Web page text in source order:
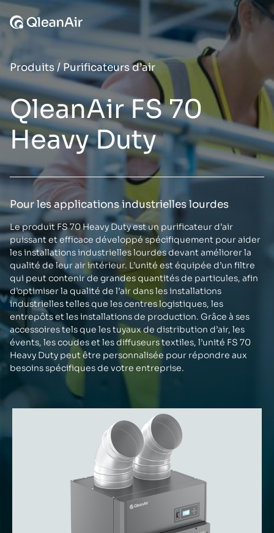
Aller au contenu
Produits/Purificateurs d’air
QleanAir FS 70
Heavy Duty
Pour les applications industrielles lourdes
Le produit FS 70 Heavy Duty est un purificateur d’air
puissant et efficace développé spécifiquement pour aider
les installations industrielles lourdes devant améliorer la
qualité de leur air intérieur. L’unité est équipée d’un filtre
qui peut contenir de grandes quantités de particules, afin
d’optimiser la qualité de l’air dans les installations
industrielles telles que les centres logistiques, les
entrepôts et les installations de production. Grâce à ses
accessoires tels que les tuyaux de distribution d’air, les
évents, les coudes et les diffuseurs textiles, l’unité FS 70
Heavy Duty peut être personnalisée pour répondre aux
besoins spécifiques de votre entreprise.